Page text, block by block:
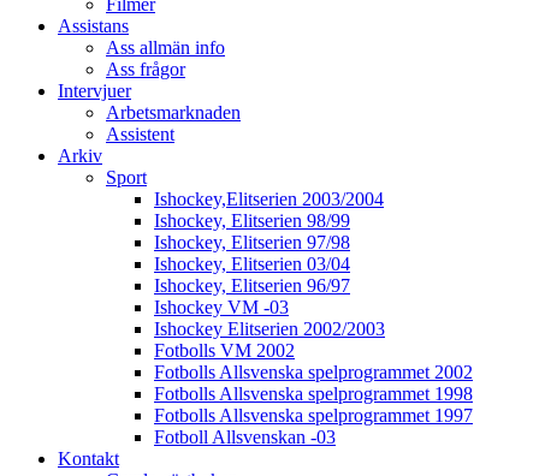
Assistans
Ass allmän info
Ass frågor
Intervjuer
Arbetsmarknaden
Assistent
Arkiv
Sport
Ishockey,Elitserien 2003/2004
Ishockey, Elitserien 98/99
Ishockey, Elitserien 97/98
Ishockey, Elitserien 03/04
Ishockey, Elitserien 96/97
Ishockey VM -03
Ishockey Elitserien 2002/2003
Fotbolls VM 2002
Fotbolls Allsvenska spelprogrammet 2002
Fotbolls Allsvenska spelprogrammet 1998
Fotbolls Allsvenska spelprogrammet 1997
Fotboll Allsvenskan -03
Kontakt